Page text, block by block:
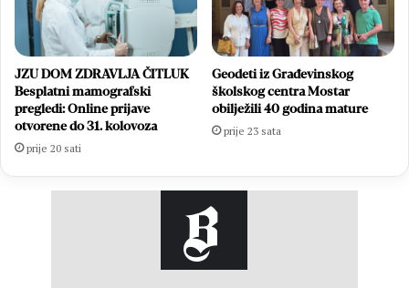
JZU DOM ZDRAVLJA ČITLUK
Besplatni mamografski
pregledi: Online prijave
otvorene do 31. kolovoza
prije 20 sati
Geodeti iz Građevinskog
školskog centra Mostar
obilježili 40 godina mature
prije 23 sata